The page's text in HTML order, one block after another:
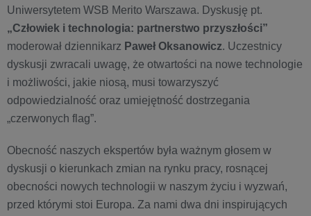
Uniwersytetem WSB Merito Warszawa. Dyskusję pt.
„Człowiek i technologia: partnerstwo przyszłości”
moderował dziennikarz Paweł Oksanowicz. Uczestnicy
dyskusji zwracali uwagę, że otwartości na nowe technologie
i możliwości, jakie niosą, musi towarzyszyć
odpowiedzialność oraz umiejętność dostrzegania
„czerwonych flag”.
Obecność naszych ekspertów była ważnym głosem w
dyskusji o kierunkach zmian na rynku pracy, rosnącej
obecności nowych technologii w naszym życiu i wyzwań,
przed którymi stoi Europa. Za nami dwa dni inspirujących